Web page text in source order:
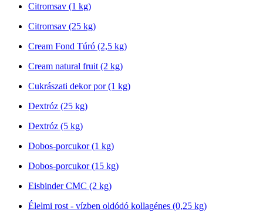
Citromsav (1 kg)
Citromsav (25 kg)
Cream Fond Túró (2,5 kg)
Cream natural fruit (2 kg)
Cukrászati dekor por (1 kg)
Dextróz (25 kg)
Dextróz (5 kg)
Dobos-porcukor (1 kg)
Dobos-porcukor (15 kg)
Eisbinder CMC (2 kg)
Élelmi rost - vízben oldódó kollagénes (0,25 kg)